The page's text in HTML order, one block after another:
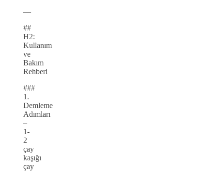
—
##
H2:
Kullanım
ve
Bakım
Rehberi
###
1.
Demleme
Adımları
–
1-
2
çay
kaşığı
çay